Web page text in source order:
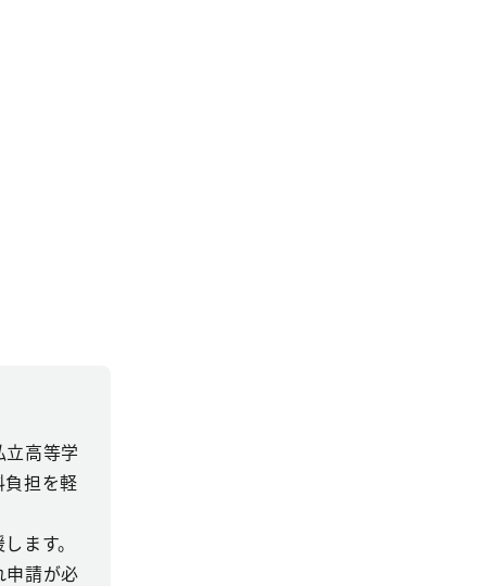
高等学
担を軽
ます。
申請が必